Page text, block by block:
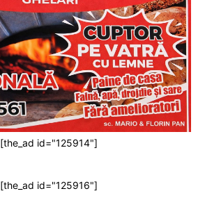
[the_ad id="125914"]
[the_ad id="125916"]